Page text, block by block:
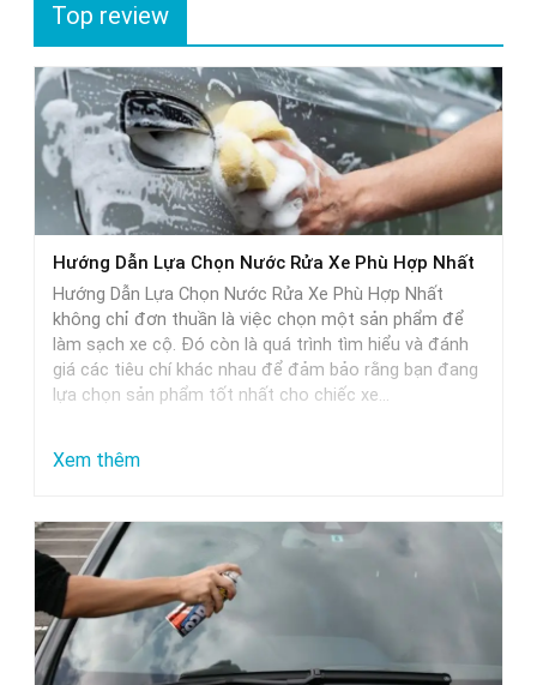
Top review
Hướng Dẫn Lựa Chọn Nước Rửa Xe Phù Hợp Nhất
Hướng Dẫn Lựa Chọn Nước Rửa Xe Phù Hợp Nhất
không chỉ đơn thuần là việc chọn một sản phẩm để
làm sạch xe cộ. Đó còn là quá trình tìm hiểu và đánh
giá các tiêu chí khác nhau để đảm bảo rằng bạn đang
lựa chọn sản phẩm tốt nhất cho chiếc xe…
Xem thêm:
Dẫn
Chọn
Nước
Rửa